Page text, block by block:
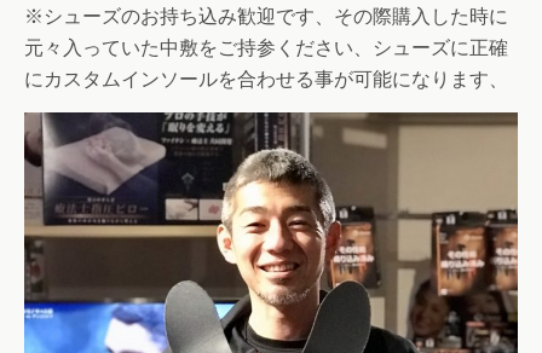
※シューズのお持ち込み歓迎です、その際購入した時に
元々入っていた中敷をご持参ください、シューズに正確
にカスタムインソールを合わせる事が可能になります、